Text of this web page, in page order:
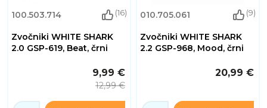
100.503.714 (16)
Zvočniki WHITE SHARK
2.0 GSP-619, Beat, črni
9,99 €
12,99 €
010.705.061 (9)
Zvočniki WHITE SHARK
2.2 GSP-968, Mood, črni
20,99 €